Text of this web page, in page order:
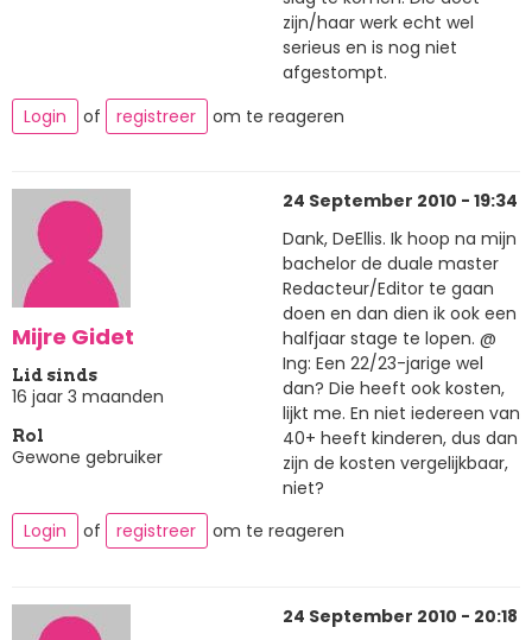
zijn/haar werk echt wel
serieus en is nog niet
afgestompt.
Login
of registreer om te reageren
Mijre Gidet
Lid sinds
16 jaar 3 maanden
Rol
Gewone gebruiker
24 September 2010 - 19:34
Dank, DeEllis. Ik hoop na mijn
bachelor de duale master
Redacteur/Editor te gaan
doen en dan dien ik ook een
halfjaar stage te lopen. @
Ing: Een 22/23-jarige wel
dan? Die heeft ook kosten,
lijkt me. En niet iedereen van
40+ heeft kinderen, dus dan
zijn de kosten vergelijkbaar,
niet?
Login
of registreer om te reageren
24 September 2010 - 20:18